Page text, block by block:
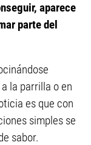
aparece
parte del
la parrilla o en
es que con
simples se
sabor.